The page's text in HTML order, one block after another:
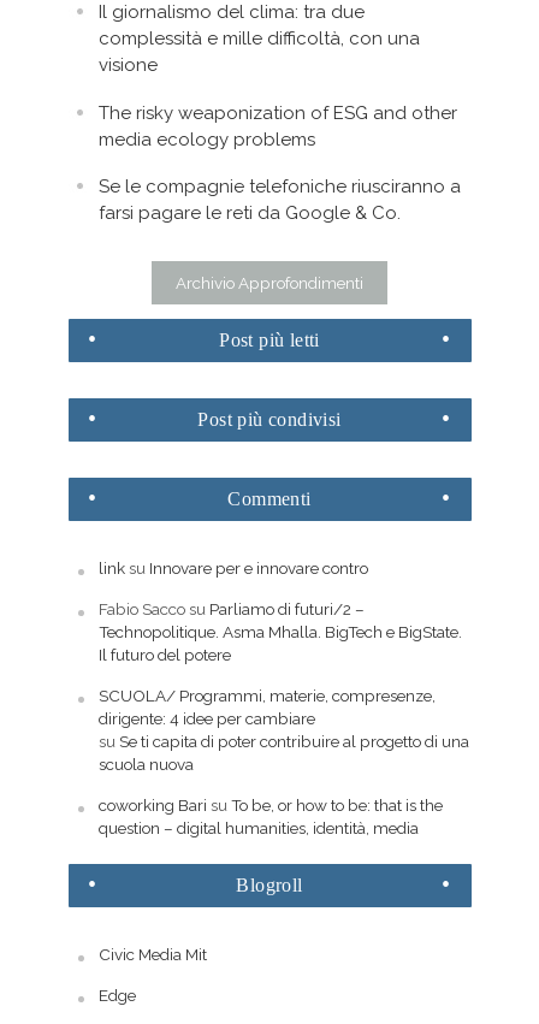
Il giornalismo del clima: tra due
complessità e mille difficoltà, con una
visione
The risky weaponization of ESG and other
media ecology problems
Se le compagnie telefoniche riusciranno a
farsi pagare le reti da Google & Co.
Archivio Approfondimenti
Post più letti
Post più condivisi
Commenti
linksu Innovare per e innovare contro
Fabio Saccosu Parliamo di futuri/2 –
Technopolitique. Asma Mhalla. BigTech e BigState.
Il futuro del potere
SCUOLA/ Programmi, materie, compresenze,
dirigente: 4 idee per cambiare
su Se ti capita di poter contribuire al progetto di una
scuola nuova
coworking Bari su To be, or how to be: that is the
question – digital humanities, identità, media
Blogroll
Civic Media Mit
Edge